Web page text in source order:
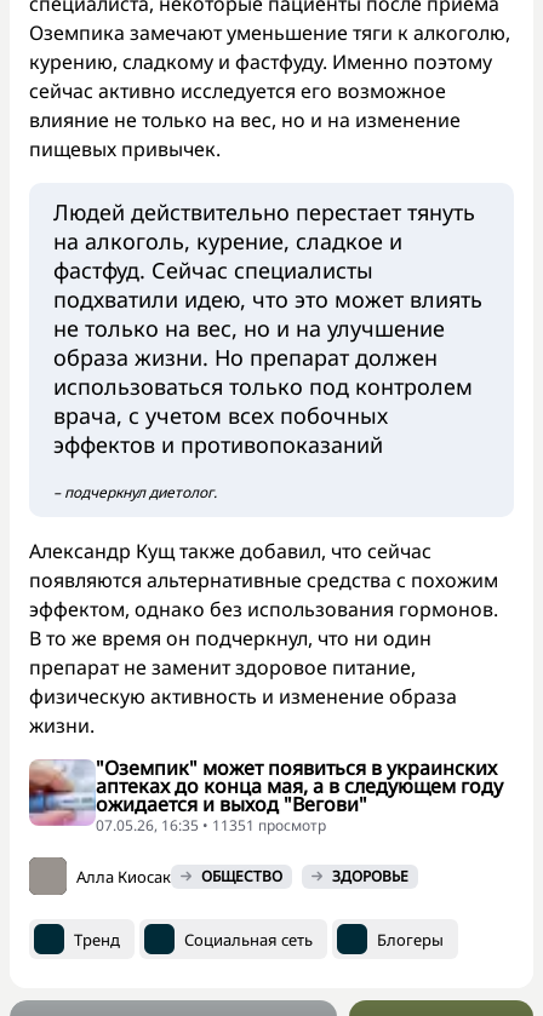
Оземпика замечают уменьшение тяги к алкоголю,
курению, сладкому и фастфуду. Именно поэтому
сейчас активно исследуется его возможное
влияние не только на вес, но и на изменение
пищевых привычек.
Людей действительно перестает тянуть
на алкоголь, курение, сладкое и
фастфуд. Сейчас специалисты
подхватили идею, что это может влиять
не только на вес, но и на улучшение
образа жизни. Но препарат должен
использоваться только под контролем
врача, с учетом всех побочных
эффектов и противопоказаний
– подчеркнул диетолог.
Александр Кущ также добавил, что сейчас
появляются альтернативные средства с похожим
эффектом, однако без использования гормонов.
В то же время он подчеркнул, что ни один
препарат не заменит здоровое питание,
физическую активность и изменение образа
жизни.
"Оземпик" может появиться в украинских
аптеках до конца мая, а в следующем году
ожидается и выход "Вегови"
07.05.26, 16:35 • 11351 просмотр
Алла Киосак ОБЩЕСТВО ЗДОРОВЬЕ
Тренд Социальная сеть Блогеры